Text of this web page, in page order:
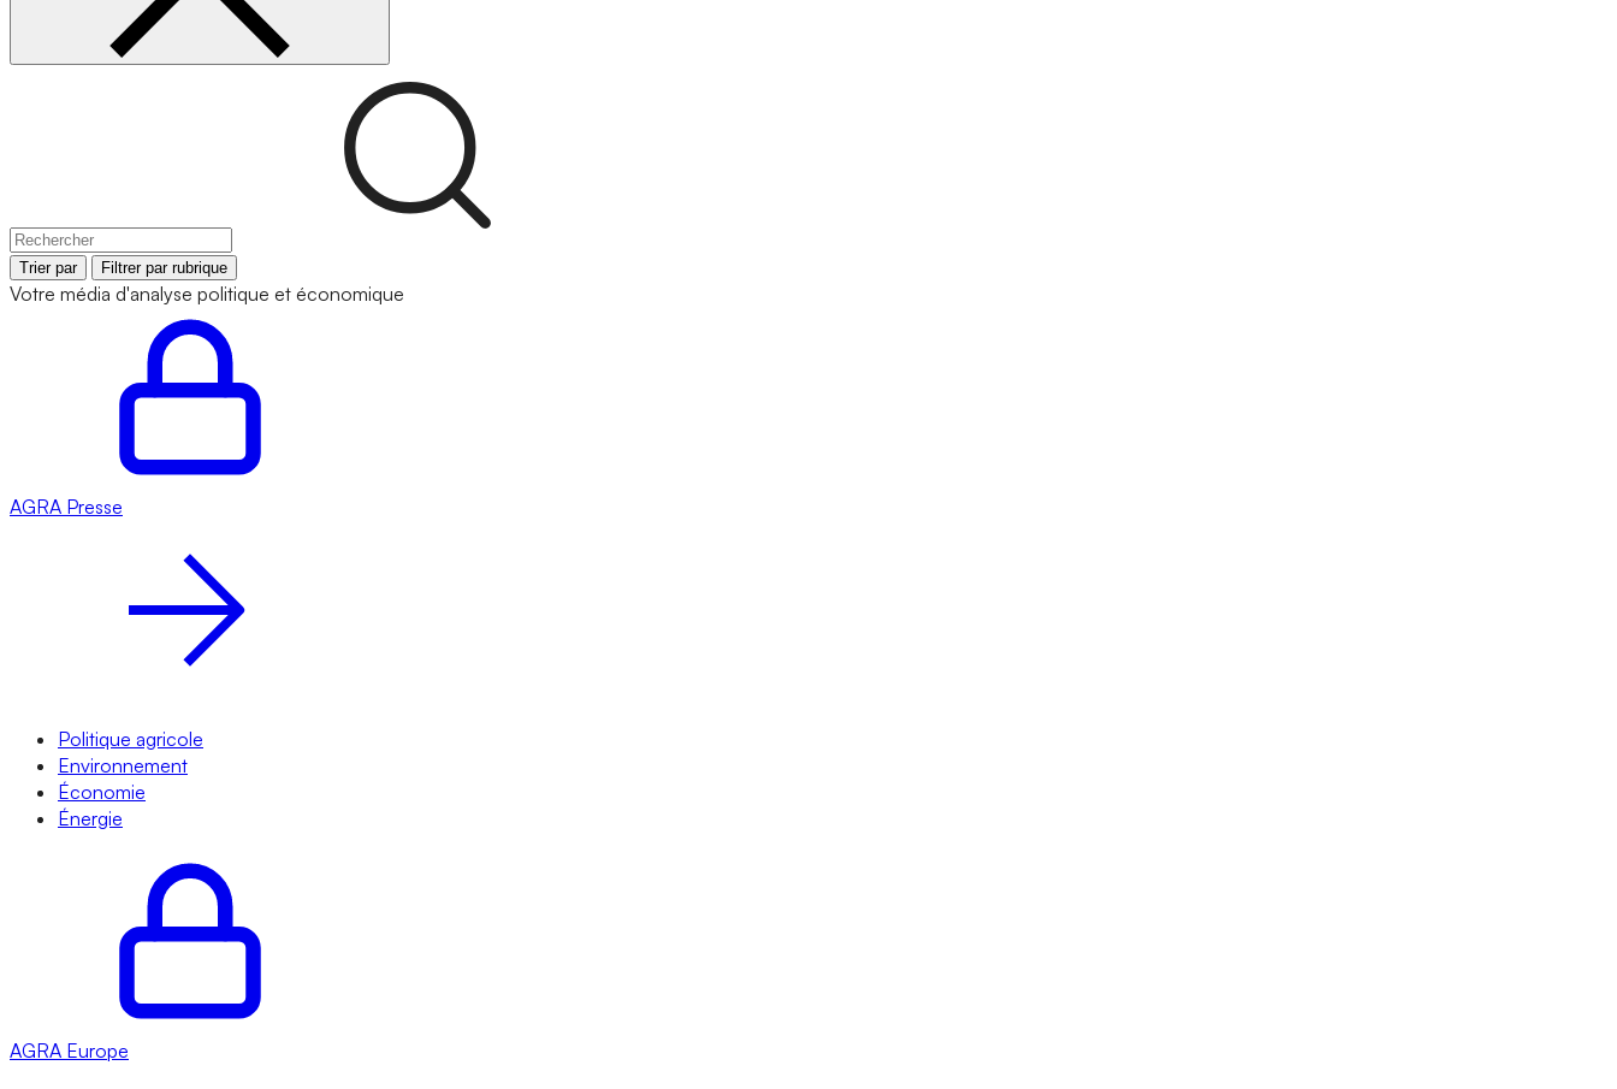
Trier par Filtrer par rubrique
Votre média d'analyse politique et économique
AGRA Presse
Politique agricole
Environnement
Économie
Énergie
AGRA Europe